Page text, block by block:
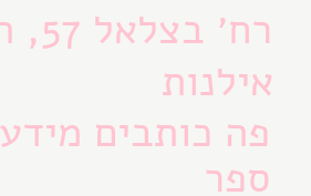
רח׳ בצלאל 57, תל אביב
אילנות
פה כותבים
ספר